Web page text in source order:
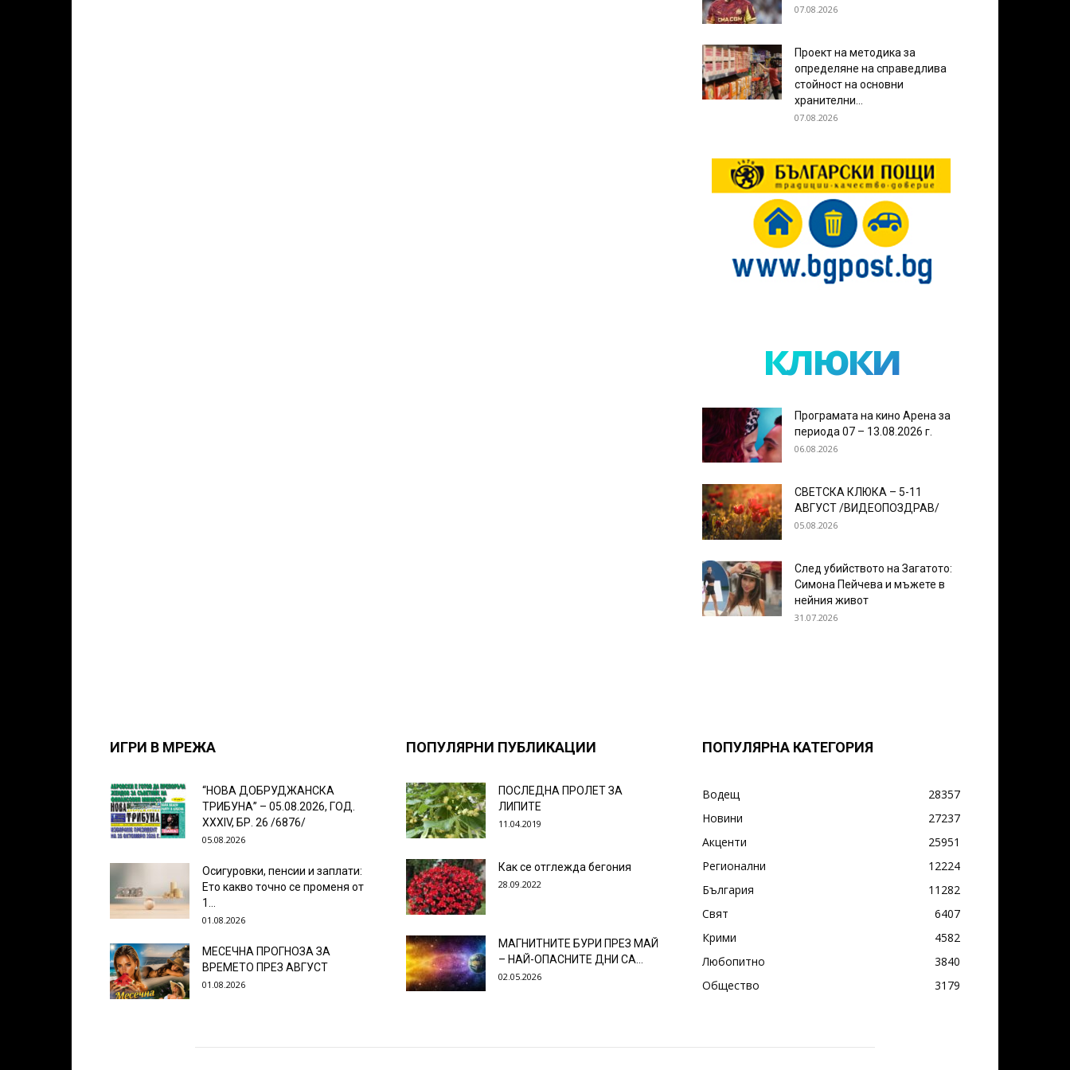
07.08.2026
Проект на методика за
определяне на справедлива
стойност на основни
хранителни...
07.08.2026
клюки
Програмата на кино Арена за
периода 07 – 13.08.2026 г.
06.08.2026
СВЕТСКА КЛЮКА – 5-11
АВГУСТ /ВИДЕОПОЗДРАВ/
05.08.2026
След убийството на Загатото:
Симона Пейчева и мъжете в
нейния живот
31.07.2026
ИГРИ В МРЕЖА
“НОВА ДОБРУДЖАНСКА
ТРИБУНА” – 05.08.2026, ГОД.
XXХIV, БР. 26 /6876/
05.08.2026
Осигуровки, пенсии и заплати:
Ето какво точно се променя от
1...
01.08.2026
МЕСЕЧНА ПРОГНОЗА ЗА
ВРЕМЕТО ПРЕЗ АВГУСТ
01.08.2026
ПОПУЛЯРНИ ПУБЛИКАЦИИ
ПОСЛЕДНА ПРОЛЕТ ЗА
ЛИПИТЕ
11.04.2019
Как се отглежда бегония
28.09.2022
МАГНИТНИТЕ БУРИ ПРЕЗ МАЙ
– НАЙ-ОПАСНИТЕ ДНИ СА…
02.05.2026
ПОПУЛЯРНА КАТЕГОРИЯ
Водещ
28357
Новини
27237
Акценти
25951
Регионални
12224
България
11282
Свят
6407
Крими
4582
Любопитно
3840
Общество
3179